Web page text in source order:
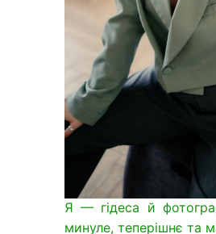
Я — гідеса й
минуле, теперішнє та